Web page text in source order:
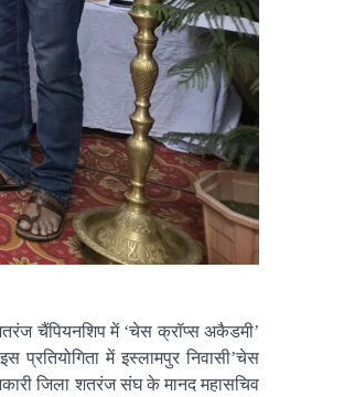
चैंपियनशिप में ‘चेस क्रॉप्स अकैडमी’
प्रतियोगिता में इस्लामपुर निवासी’चेस
जिला शतरंज संघ के मानद महासचिव